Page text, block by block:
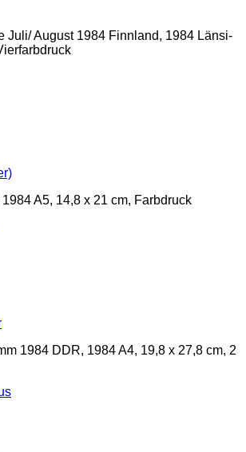
Juli/ August 1984 Finnland, 1984 Länsi-
A5, 14,8 x 21 cm, Farbdruck
1984 DDR, 1984 A4, 19,8 x 27,8 cm, 2